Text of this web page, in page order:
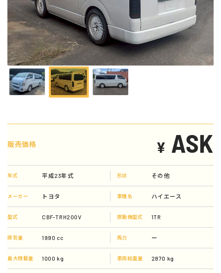
販売価格 ¥ ASK
年式 平成23年式 形状 その他
メーカー トヨタ 車種名 ハイエース
型式 CBF-TRH200V 原動機型式 1TR
排気量 1990 cc 馬力 ー
最大積載量 1000 kg 車両総重量 2870 kg